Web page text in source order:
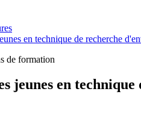
en technique de recherche
de formation
jeunes en